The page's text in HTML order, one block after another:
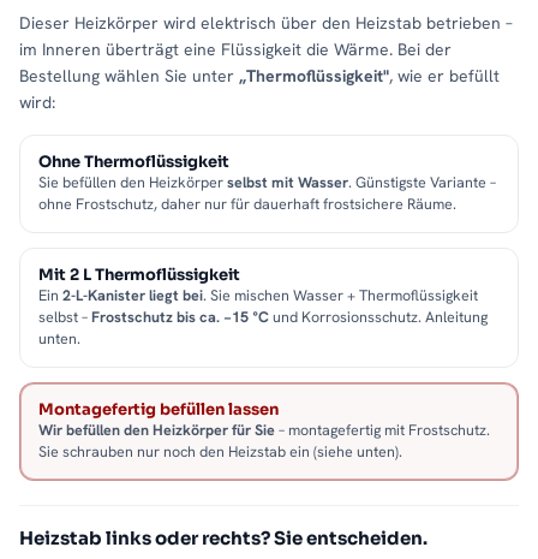
Dieser Heizkörper wird elektrisch über den Heizstab betrieben –
im Inneren überträgt eine Flüssigkeit die Wärme. Bei der
Bestellung wählen Sie unter „Thermoflüssigkeit", wie er befüllt
wird:
Ohne Thermoflüssigkeit
Sie befüllen den Heizkörperselbst mit Wasser. Günstigste Variante –
ohne Frostschutz, daher nur für dauerhaft frostsichere Räume.
Mit 2 L Thermoflüssigkeit
Ein 2-L-Kanister liegt bei. Sie mischen Wasser + Thermoflüssigkeit
selbst –Frostschutz bis ca. −15 °Cund Korrosionsschutz. Anleitung
unten.
Montagefertig befüllen lassen
Wir befüllen den Heizkörper für Sie– montagefertig mit Frostschutz.
Sie schrauben nur noch den Heizstab ein (siehe unten).
Heizstab links oder rechts? Sie entscheiden.